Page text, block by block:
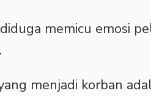
memicu emosi
menjadi korban